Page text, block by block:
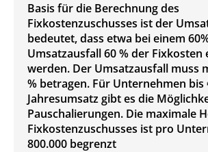
Basis für die Berechnung des
Fixkostenzuschusses ist der
bedeutet, dass etwa bei einem
Umsatzausfall 60 % der Fixkosten
werden. Der Umsatzausfall muss
% betragen. Für Unternehmen bis
Jahresumsatz gibt es die
Pauschalierungen. Die maximale
Fixkostenzuschusses ist pro
800.000 begrenzt